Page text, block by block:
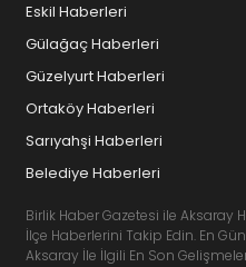
Eskil Haberleri
Gülağaç Haberleri
Güzelyurt Haberleri
Ortaköy Haberleri
Sarıyahşi Haberleri
Belediye Haberleri
Birlik Haber Gazetesi ile Aksaray
İlçe Haberlerini Takip Edin. En
Aksaray İle İlgili En Son